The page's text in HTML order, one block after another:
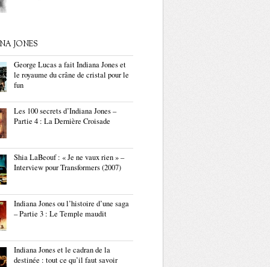
JONES
George Lucas a fait Indiana Jones et
le royaume du crâne de cristal pour le
fun
Les 100 secrets d’Indiana Jones –
Partie 4 : La Dernière Croisade
Shia LaBeouf : « Je ne vaux rien » –
Interview pour Transformers (2007)
Indiana Jones ou l’histoire d’une saga
– Partie 3 : Le Temple maudit
Indiana Jones et le cadran de la
destinée : tout ce qu’il faut savoir